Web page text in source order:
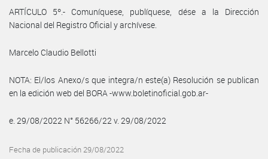
ARTÍCULO 5º.- Comuníquese, publíquese, dése a la Dirección
Nacional del Registro Oficial y archívese.
Marcelo Claudio Bellotti
NOTA: El/los Anexo/s que integra/n este(a) Resolución se publican
en la edición web del BORA -www.boletinoficial.gob.ar-
e. 29/08/2022 N° 56266/22 v. 29/08/2022
Fecha de publicación 29/08/2022